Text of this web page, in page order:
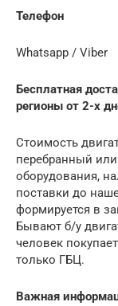
Телефон
Whatsapp / Viber
Бесплатная
регионы от 2-х
Стоимость
перебранный
оборудования,
поставки до
формируется в
Бывают б/у
человек
только ГБЦ.
Важная